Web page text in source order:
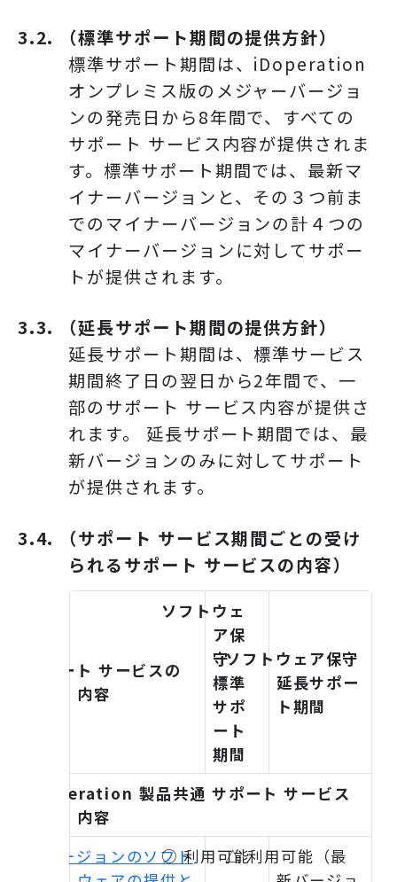
3.2. （標準サポート期間の提供方針）
標準サポート期間は、iDoperation
オンプレミス版のメジャーバージョ
ンの発売日から8年間で、すべての
サポート サービス内容が提供されま
す。標準サポート期間では、最新マ
イナーバージョンと、その３つ前ま
でのマイナーバージョンの計４つの
マイナーバージョンに対してサポー
トが提供されます。
3.3. （延長サポート期間の提供方針）
延長サポート期間は、標準サービス
期間終了日の翌日から2年間で、一
部のサポート サービス内容が提供さ
れます。 延長サポート期間では、最
新バージョンのみに対してサポート
が提供されます。
3.4. （サポート サービス期間ごとの受け
られるサポート サービスの内容）
サポート サービスの
内容
ソフトウェ
ア保
守
標準
サポ
ート
期間
ソフトウェア保守
延長サポー
ト期間
iDoperation 製品共通 サポート サービス
内容
新バージョンのソフト○ 利用可能△ 利用可能（最